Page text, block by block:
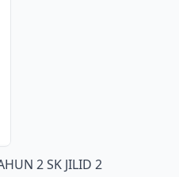
2 SK JILID 2